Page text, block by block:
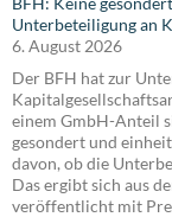
Unterbeteiligung an
6. August 2026
Der BFH hat zur
einem GmbH-Anteil
gesondert und
davon, ob die
Das ergibt sich aus
veröffentlicht mit